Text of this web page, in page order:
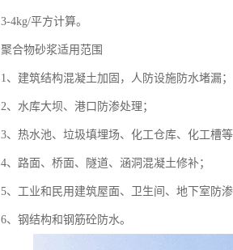
3-4kg/平方计算。
聚合物砂浆适用范围
1、建筑结构混凝土加固，人防设施防水堵漏；
2、水库大坝、港口防渗处理；
3、热水池、垃圾填埋场、化工仓库、化工槽
4、路面、桥面、隧道、涵洞混凝土修补；
5、工业和民用建筑屋面、卫生间、地下室防渗
6、钢结构和钢筋砼防水。